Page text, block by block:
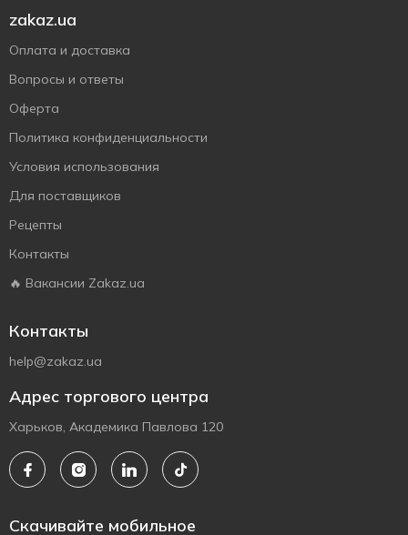
zakaz.ua
Оплата и доставка
Вопросы и ответы
Оферта
Политика конфиденциальности
Условия использования
Для поставщиков
Рецепты
Контакты
🔥 Вакансии Zakaz.ua
Контакты
help@zakaz.ua
Адрес торгового центра
Харьков, Академика Павлова 120
Скачивайте мобильное